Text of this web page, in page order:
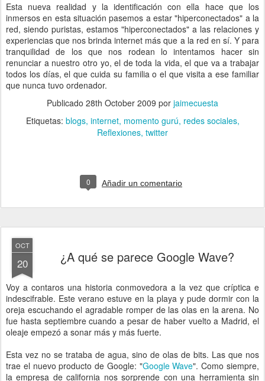
Esta nueva realidad y la identificación con ella hace que los
inmersos en esta situación pasemos a estar "hiperconectados" a la
red, siendo puristas, estamos "hiperconectados" a las relaciones y
experiencias que nos brinda internet más que a la red en sí. Y para
tranquilidad de los que nos rodean lo intentamos hacer sin
renunciar a nuestro otro yo, el de toda la vida, el que va a trabajar
todos los días, el que cuida su familia o el que visita a ese familiar
que nunca tuvo ordenador.
Publicado 28th October 2009 por jaimecuesta
Etiquetas: blogs internet momento gurú redes sociales
Reflexiones twitter
0 Añadir un comentario
OCT
20 ¿A qué se parece Google Wave?
Voy a contaros una historia conmovedora a la vez que críptica e
indescifrable. Este verano estuve en la playa y pude dormir con la
oreja escuchando el agradable romper de las olas en la arena. No
fue hasta septiembre cuando a pesar de haber vuelto a Madrid, el
oleaje empezó a sonar más y más fuerte.
Esta vez no se trataba de agua, sino de olas de bits. Las que nos
trae el nuevo producto de Google: "Google Wave". Como siempre,
la empresa de california nos sorprende con una herramienta sin